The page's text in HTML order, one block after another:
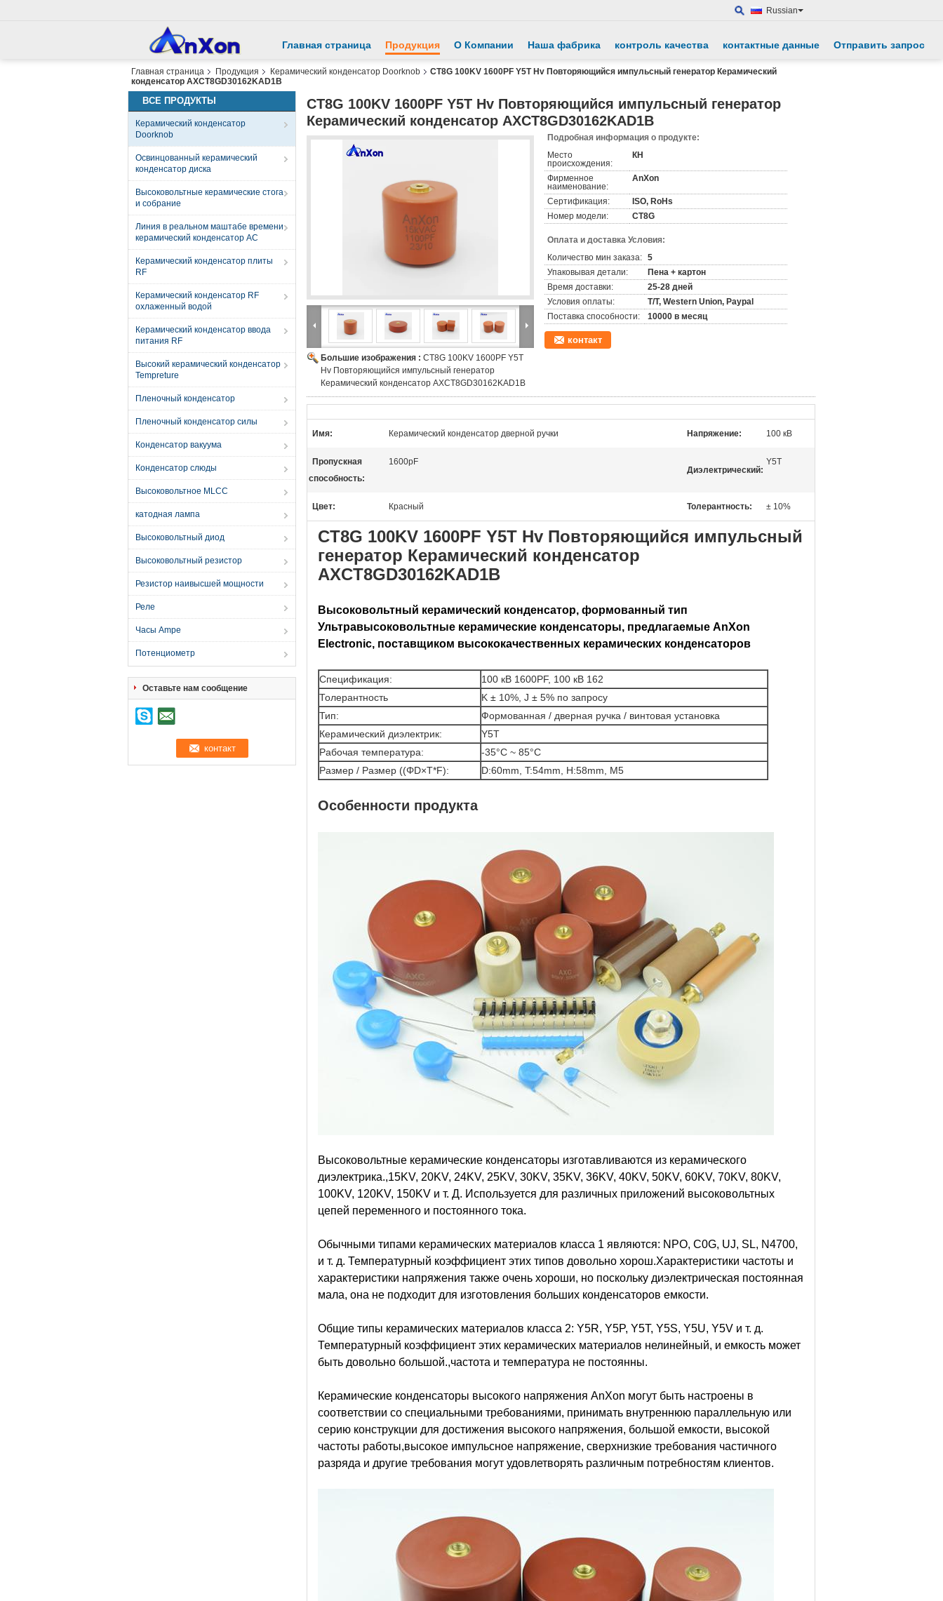
Russian
Главная страница Продукция О Компании Наша фабрика контроль качества контактные данные Отправить запрос
Главная страница Продукция Керамический конденсатор Doorknob
CT8G 100KV 1600PF Y5T Hv Повторяющийся импульсный генератор Керамический
конденсатор AXCT8GD30162KAD1B
ВСЕ ПРОДУКТЫ
Керамический конденсатор
Doorknob
Освинцованный керамический
конденсатор диска
Высоковольтные керамические стога
и собрание
Линия в реальном маштабе времени
керамический конденсатор AC
Керамический конденсатор плиты
RF
Керамический конденсатор RF
охлаженный водой
Керамический конденсатор ввода
питания RF
Высокий керамический конденсатор
Tempreture
Пленочный конденсатор
Пленочный конденсатор силы
Конденсатор вакуума
Конденсатор слюды
Высоковольтное MLCC
катодная лампа
Высоковольтный диод
Высоковольтный резистор
Резистор наивысшей мощности
Реле
Часы Ampe
Потенциометр
Оставьте нам сообщение
CT8G 100KV 1600PF Y5T Hv Повторяющийся импульсный генератор
Керамический конденсатор AXCT8GD30162KAD1B
Большие изображения : CT8G 100KV 1600PF Y5T
Hv Повторяющийся импульсный генератор
Керамический конденсатор AXCT8GD30162KAD1B
Подробная информация о продукте:
Место
происхождения:
КН
Фирменное
наименование:
AnXon
Сертификация:
ISO, RoHs
Номер модели:
CT8G
Оплата и доставка Условия:
Количество мин заказа: 5
Упаковывая детали:
Пена + картон
Время доставки:
25-28 дней
Условия оплаты:
T/T, Western Union, Paypal
Поставка способности:
10000 в месяц
контакт
Имя: Керамический конденсатор дверной ручки Напряжение: 100 кВ
Пропускная
способность:
1600pF
Диэлектрический:
Y5T
Цвет: Красный Толерантность: ± 10%
CT8G 100KV 1600PF Y5T Hv Повторяющийся импульсный
генератор Керамический конденсатор
AXCT8GD30162KAD1B
Высоковольтный керамический конденсатор, формованный тип
Ультравысоковольтные керамические конденсаторы, предлагаемые AnXon
Electronic, поставщиком высококачественных керамических конденсаторов
Спецификация:
100 кВ 1600PF, 100 кВ 162
Толерантность
K ± 10%, J ± 5% по запросу
Тип:
Формованная / дверная ручка / винтовая установка
Керамический диэлектрик:
Y5T
Рабочая температура:
-35°C ~ 85°C
Размер / Размер ((ΦD×T*F):
D:60mm, T:54mm, H:58mm, M5
Особенности продукта
Высоковольтные керамические конденсаторы изготавливаются из керамического
диэлектрика.,15KV, 20KV, 24KV, 25KV, 30KV, 35KV, 36KV, 40KV, 50KV, 60KV, 70KV, 80KV,
100KV, 120KV, 150KV и т. Д. Используется для различных приложений высоковольтных
цепей переменного и постоянного тока.
Обычными типами керамических материалов класса 1 являются: NPO, C0G, UJ, SL, N4700,
и т. д. Температурный коэффициент этих типов довольно хорош.Характеристики частоты и
характеристики напряжения также очень хороши, но поскольку диэлектрическая постоянная
мала, она не подходит для изготовления больших конденсаторов емкости.
Общие типы керамических материалов класса 2: Y5R, Y5P, Y5T, Y5S, Y5U, Y5V и т. д.
Температурный коэффициент этих керамических материалов нелинейный, и емкость может
быть довольно большой.,частота и температура не постоянны.
Керамические конденсаторы высокого напряжения AnXon могут быть настроены в
соответствии со специальными требованиями, принимать внутреннюю параллельную или
серию конструкции для достижения высокого напряжения, большой емкости, высокой
частоты работы,высокое импульсное напряжение, сверхнизкие требования частичного
разряда и другие требования могут удовлетворять различным потребностям клиентов.